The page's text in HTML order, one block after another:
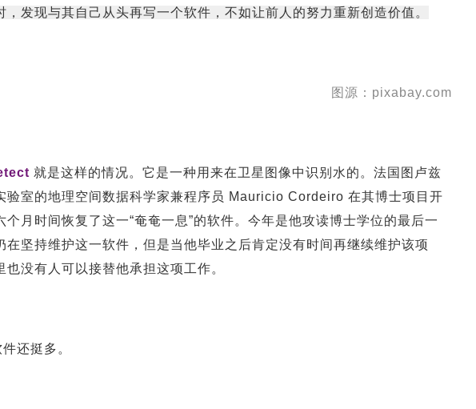
，发现与其自己从头再写一个软件，不如让前人的努力重新创造价值。
图源：pixabay.com
就是这样的情况。它是一种用来在卫星图像中识别水的。法国图卢兹
验室的地理空间数据科学家兼程序员 Mauricio Cordeiro 在其博士项目开
个月时间恢复了这一“奄奄一息”的软件。今年是他攻读博士学位的最后一
在坚持维护这一软件，但是当他毕业之后肯定没有时间再继续维护该项
也没有人可以接替他承担这项工作。
还挺多。